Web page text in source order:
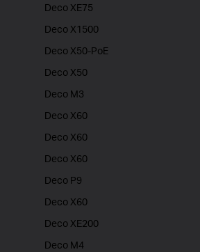
Deco XE75
Deco X1500
Deco X50-PoE
Deco X50
Deco M3
Deco X60
Deco X60
Deco X60
Deco P9
Deco X60
Deco XE200
Deco M4